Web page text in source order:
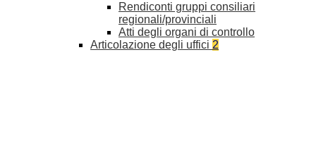
Rendiconti gruppi consiliari
regionali/provinciali
Atti degli organi di controllo
Articolazione degli uffici 2